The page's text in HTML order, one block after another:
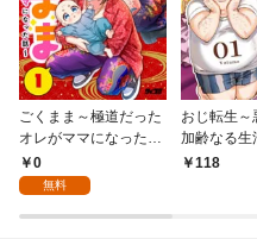
ごくまま～極道だった
オレがママになった話
～【単話】（１）
0
無料
おじ転生～
加齢なる生
話】（１）
118